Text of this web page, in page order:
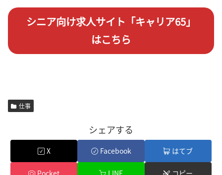
シニア向け求人サイト「キャリア65」
はこちら
仕事
シェアする
X Facebook はてブ